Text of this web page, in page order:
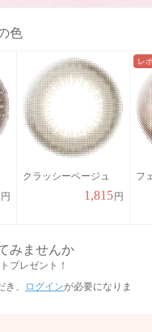
色
円
クラッシーベージュ
1,815 円
レ
フ
みませんか
プレゼント！
き、 ログインが必要になりま